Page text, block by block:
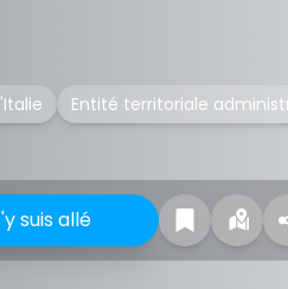
Entité territoriale
suis allé